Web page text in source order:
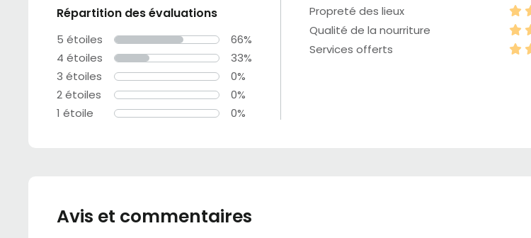
Répartition des évaluations
5 étoiles
66%
4 étoiles
33%
3 étoiles
0%
2 étoiles
0%
1 étoile
0%
Propreté des lieux
Qualité de la nourriture
Services offerts
Avis et commentaires